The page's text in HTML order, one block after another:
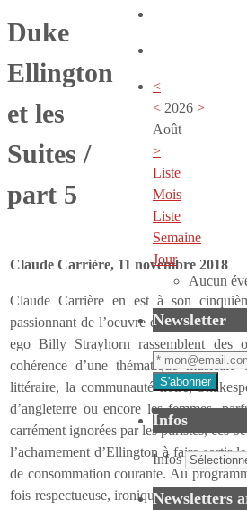
Duke
Ellington
et les
Suites /
part 5
Claude Carrière, 11 novembre 2018
Claude Carrière en est à son
passionnant de l’oeuvre de Duke
ego Billy Strayhorn rassemblent des
cohérence d’une thématique
littéraire, la communauté noire,
d’angleterre ou encore les femmes,
carrément ignorées par les puristes, ces
l’acharnement d’Ellington à faire sortir
de consommation courante. Au
fois respectueuse, ironique, savante et
<
< 2026 >
Août
>
Liste
Mois
Liste
Semaine
Jour
Aucun
Newsletter
Infos
Infos
Newsletters